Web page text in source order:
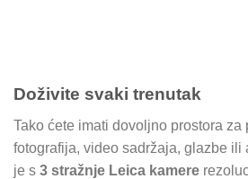
Doživite svaki trenutak
Tako ćete imati dovoljno prostora za
fotografija, video sadržaja, glazbe ili
je s 3 stražnje Leica kamere